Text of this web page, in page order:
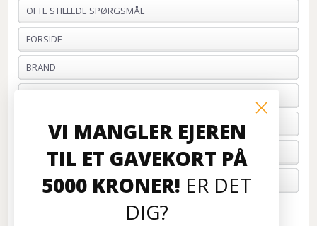
OFTE STILLEDE SPØRGSMÅL
FORSIDE
BRAND
BETALING
FORTRYD ORDRE
OM OS
VI MANGLER EJEREN
TIL ET GAVEKORT PÅ
5000 KRONER! ER DET
DIG?